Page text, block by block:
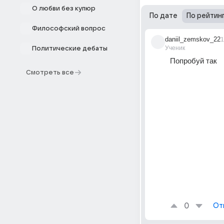
О любви без купюр
Философский вопрос
Политические дебаты
Смотреть все
По дате По
daniil_zemskov_22
Ученик
Попробуй так
0